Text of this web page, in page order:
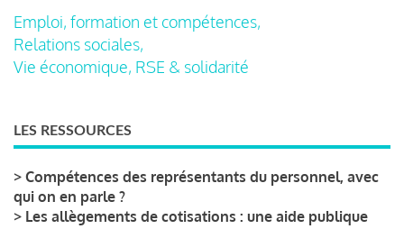
Emploi, formation et compétences,
Relations sociales,
Vie économique, RSE & solidarité
LES RESSOURCES
> Compétences des représentants du personnel, avec
qui on en parle ?
> Les allègements de cotisations : une aide publique